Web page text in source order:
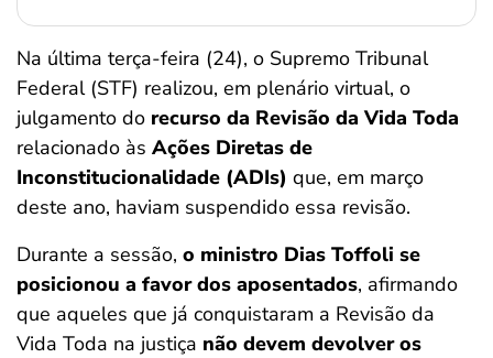
Na última terça-feira (24), o Supremo Tribunal
Federal (STF) realizou, em plenário virtual, o
julgamento do recurso da Revisão da Vida Toda
relacionado às Ações Diretas de
Inconstitucionalidade (ADIs) que, em março
deste ano, haviam suspendido essa revisão.
Durante a sessão, o ministro Dias Toffoli se
posicionou a favor dos aposentados, afirmando
que aqueles que já conquistaram a Revisão da
Vida Toda na justiça não devem devolver os